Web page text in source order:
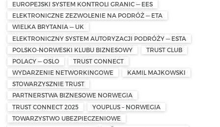
EUROPEJSKI SYSTEM KONTROLI GRANIC — EES
ELEKTRONICZNE ZEZWOLENIE NA PODRÓŻ — ETA
WIELKA BRYTANIA — UK
ELEKTRONICZNY SYSTEM AUTORYZACJI PODRÓŻY — ESTA
POLSKO-NORWESKI KLUBU BIZNESOWY
TRUST CLUB
POLACY — OSLO
TRUST CONNECT
WYDARZENIE NETWORKINGOWE
KAMIL MAJKOWSKI
STOWARZYSZNIE TRUST
PARTNERSTWA BIZNESOWE NORWEGIA
TRUST CONNECT 2025
YOUPLUS – NORWEGIA
TOWARZYSTWO UBEZPIECZENIOWE